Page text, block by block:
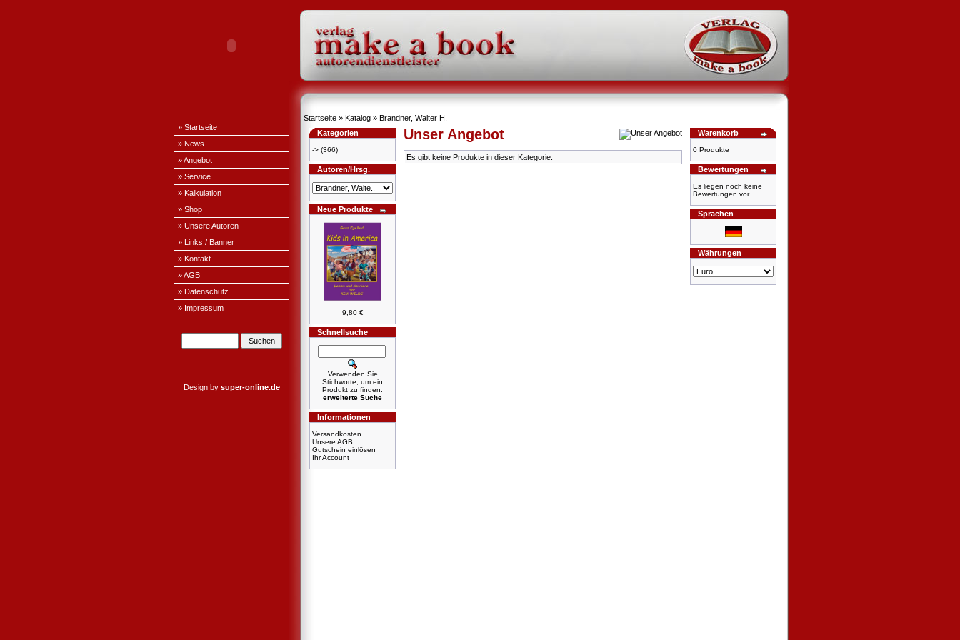
» Startseite
» News
» Angebot
» Service
» Kalkulation
» Shop
» Unsere Autoren
» Links / Banner
» Kontakt
» AGB
» Datenschutz
» Impressum
Design by super-online.de
Startseite » Katalog » Brandner, Walter H.
Kategorien
-> (366)
Autoren/Hrsg.
Neue Produkte
9,80 €
Schnellsuche
Verwenden Sie
Stichworte, um ein
Produkt zu finden.
erweiterte Suche
Informationen
Versandkosten
Unsere AGB
Gutschein einlösen
Ihr Account
Unser Angebot
Es gibt keine Produkte in dieser Kategorie.
Warenkorb
0 Produkte
Bewertungen
Es liegen noch keine
Bewertungen vor
Sprachen
Währungen